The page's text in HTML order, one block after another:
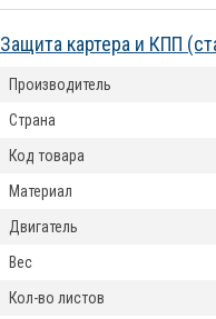
Защита картера и КПП
Производитель
Страна
Код товара
Материал
Двигатель
Вес
Кол-во листов